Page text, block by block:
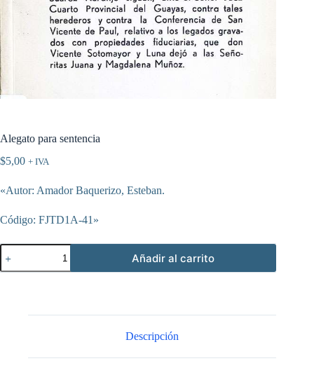
Alegato para sentencia
$5,00 + IVA
«Autor: Amador Baquerizo, Esteban.
Código: FJTD1A-41»
Alegato
para
sentencia
Añadir al carrito
Descripción